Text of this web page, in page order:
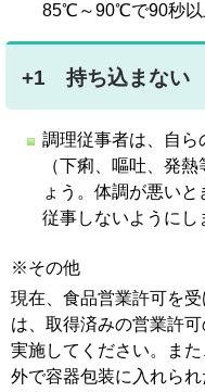
85℃～90℃で90秒以
+1 持ち込まない
調理従事者は、自ら
（下痢、嘔吐、発
ょう。体調が悪い
従事しないようにし
※その他
現在、食品営業許可を
は、取得済みの営業許
実施してください。ま
外で容器包装に入れら